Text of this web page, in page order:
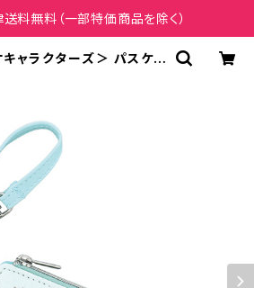
料無料（一部特価商品を除く）
キャラクターズ＞ パスケー
ケース販売店 イマイ